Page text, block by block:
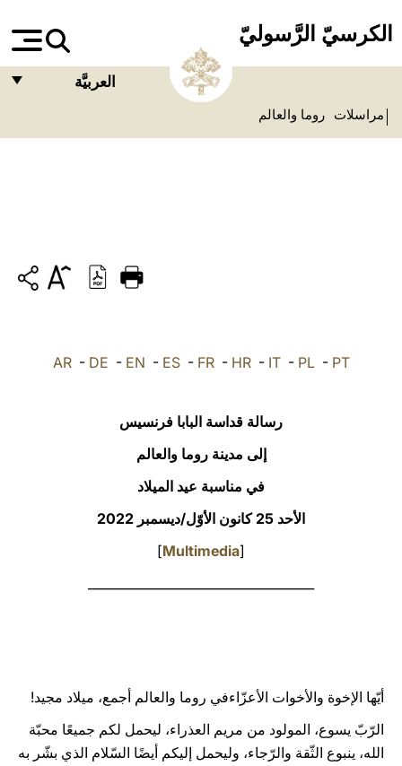
الكرسيّ الرَّسوليّ
العربيَّة
DEUTSCH
العربيّة
مراسلات روما والعالم
AR- DE - EN - ES- FR- HR- IT- PL- PT
رسالة قداسة البابا فرنسيس
إلى مدينة روما والعالم
في مناسبة عيد الميلاد
الأحد 25 كانون الأوّل/ديسمبر 2022
[
Multimedia
]
أيّها الإخوة والأخوات الأعزّاءفي روما والعالم أجمع، ميلاد مجيد!
الرّبّ يسوع، المولود من مريم العذراء، ليحمل لكم جميعًا محبّة
الله، ينبوع الثّقة والرّجاء، وليحمل إليكم أيضًا السّلام الذي بشّر به